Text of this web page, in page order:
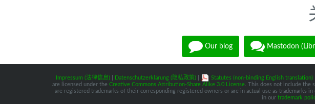
Our blog Mastodon
Impressum (法律信息) Datenschutzerklärung (隐私政策) Statutes (non-binding English translation)
are licensed under the Creative Commons Attribution-Share Alike 3.0 License . This does not include the
are registered trademarks of their corresponding registered owners or are in actual use as trademarks
in our trademark